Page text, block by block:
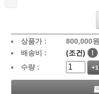
상품가 : 800,000원
배송비 :
(조건)
!
수량 :
+1